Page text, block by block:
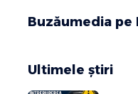
Buzăumedia pe
Ultimele știri